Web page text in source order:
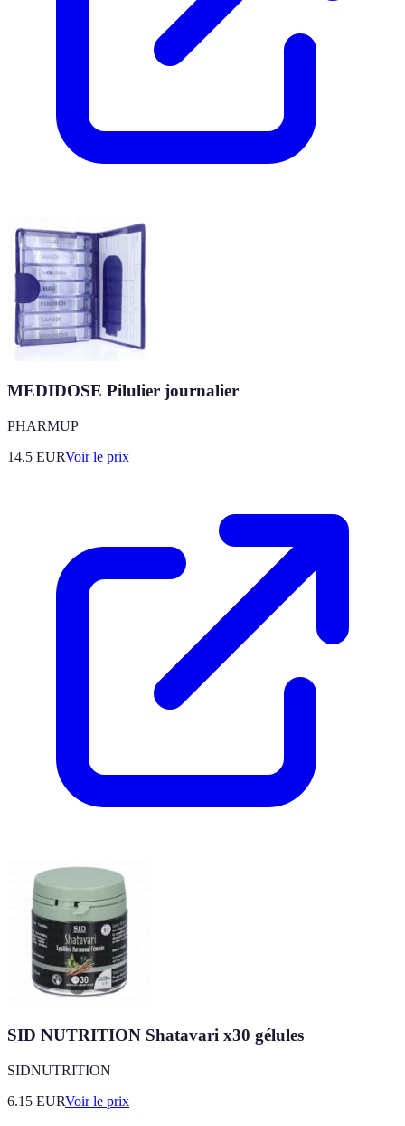
MEDIDOSE Pilulier journalier
PHARMUP
14.5 EURVoir le prix
SID NUTRITION Shatavari x30 gélules
SIDNUTRITION
6.15 EURVoir le prix